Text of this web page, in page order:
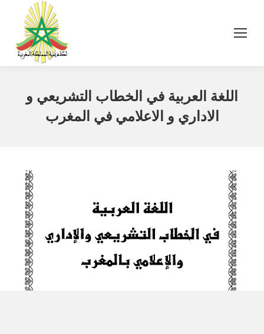
اللغة العربية في الخطاب التشريعي و
الاداري و الاعلامي في المغرب